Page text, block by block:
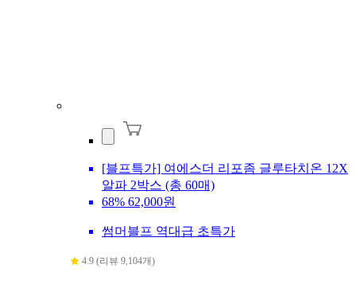
[블프특가] 여에스더 리포좀 글루타치온 12X
알파 2박스 (총 60매)
68% 62,000원
썸머블프 역대급 초특가
4.9 (리뷰 9,104개)